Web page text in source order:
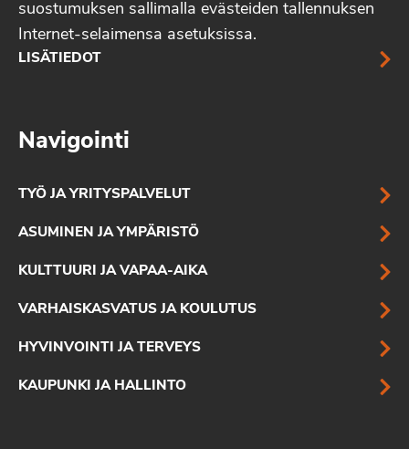
suostumuksen sallimalla evästeiden tallennuksen
Internet-selaimensa asetuksissa.
LISÄTIEDOT
Navigointi
TYÖ JA YRITYSPALVELUT
ASUMINEN JA YMPÄRISTÖ
KULTTUURI JA VAPAA-AIKA
VARHAISKASVATUS JA KOULUTUS
HYVINVOINTI JA TERVEYS
KAUPUNKI JA HALLINTO